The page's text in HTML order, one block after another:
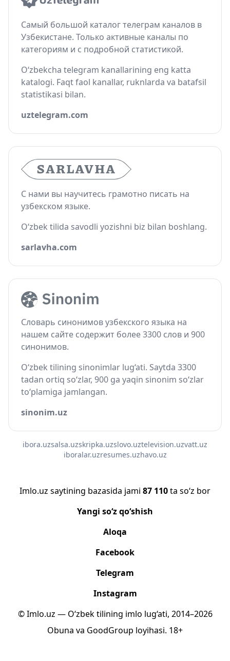
Самый большой каталог телеграм каналов в
Узбекистане. Только активные каналы по
категориям и с подробной статистикой.
O‘zbekcha telegram kanallarining eng katta
katalogi. Faqt faol kanallar, ruknlarda va batafsil
statistikasi bilan.
uztelegram.com
С нами вы научитесь грамотно писать на
узбекском языке.
O‘zbek tilida savodli yozishni biz bilan boshlang.
sarlavha.com
Словарь синонимов узбекского языка на
нашем сайте содержит более 3300 слов и 900
синонимов.
O‘zbek tilining sinonimlar lug‘ati. Saytda 3300
tadan ortiq so‘zlar, 900 ga yaqin sinonim so‘zlar
to‘plamiga jamlangan.
sinonim.uz
ibora.uzsalsa.uzskripka.uzslovo.uztelevision.uzvatt.uz
iboralar.uzresumes.uzhavo.uz
Imlo.uz saytining bazasida jami 87 110ta so‘z bor
Yangi so‘z qo‘shish
Aloqa
Facebook
Telegram
Instagram
© Imlo.uz — O‘zbek tilining imlo lug‘ati, 2014–2026
Obuna va GoodGroup loyihasi. 18+